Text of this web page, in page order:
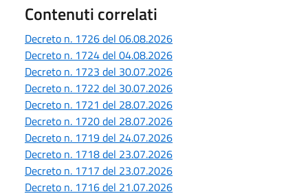
Contenuti correlati
Decreto n. 1726 del 06.08.2026
Decreto n. 1724 del 04.08.2026
Decreto n. 1723 del 30.07.2026
Decreto n. 1722 del 30.07.2026
Decreto n. 1721 del 28.07.2026
Decreto n. 1720 del 28.07.2026
Decreto n. 1719 del 24.07.2026
Decreto n. 1718 del 23.07.2026
Decreto n. 1717 del 23.07.2026
Decreto n. 1716 del 21.07.2026